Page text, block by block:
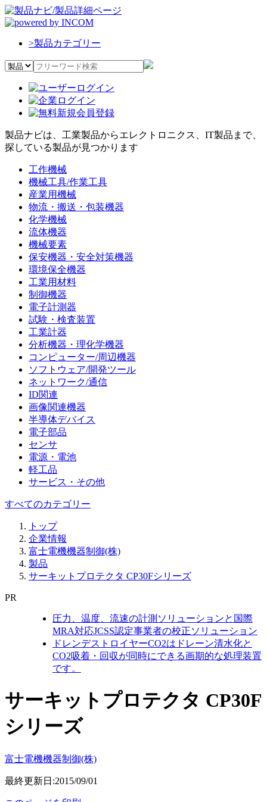
>製品カテゴリー
製品ナビは、工業製品からエレクトロニクス、IT製品まで、
探している製品が見つかります
工作機械
機械工具/作業工具
産業用機械
物流・搬送・包装機器
化学機械
流体機器
機械要素
保安機器・安全対策機器
環境保全機器
工業用材料
制御機器
電子計測器
試験・検査装置
工業計器
分析機器・理化学機器
コンピューター/周辺機器
ソフトウェア/開発ツール
ネットワーク/通信
ID関連
画像関連機器
半導体デバイス
電子部品
センサ
電源・電池
軽工品
サービス・その他
すべてのカテゴリー
トップ
企業情報
富士電機機器制御(株)
製品
サーキットプロテクタ CP30Fシリーズ
PR
圧力、温度、流速の計測ソリューションと国際
MRA対応JCSS認定事業者の校正ソリューション
ドレンデストロイヤーCO2はドレーン清水化と
CO2吸着・回収が同時にできる画期的な処理装置
です。
サーキットプロテクタ CP30F
シリーズ
富士電機機器制御(株)
最終更新日:2015/09/01